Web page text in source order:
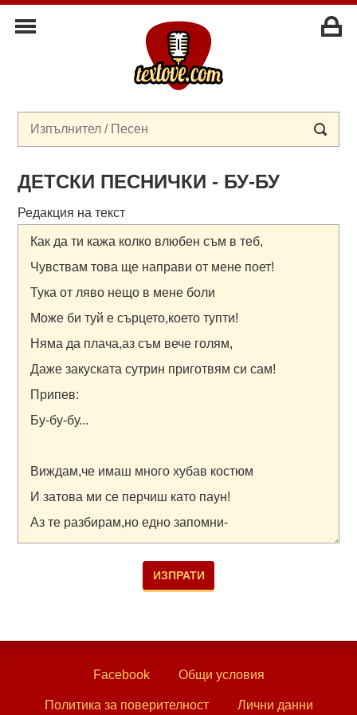
ДЕТСКИ ПЕСНИЧКИ - БУ-БУ
Редакция на текст
Facebook Общи условия
Политика за поверителност Лични данни